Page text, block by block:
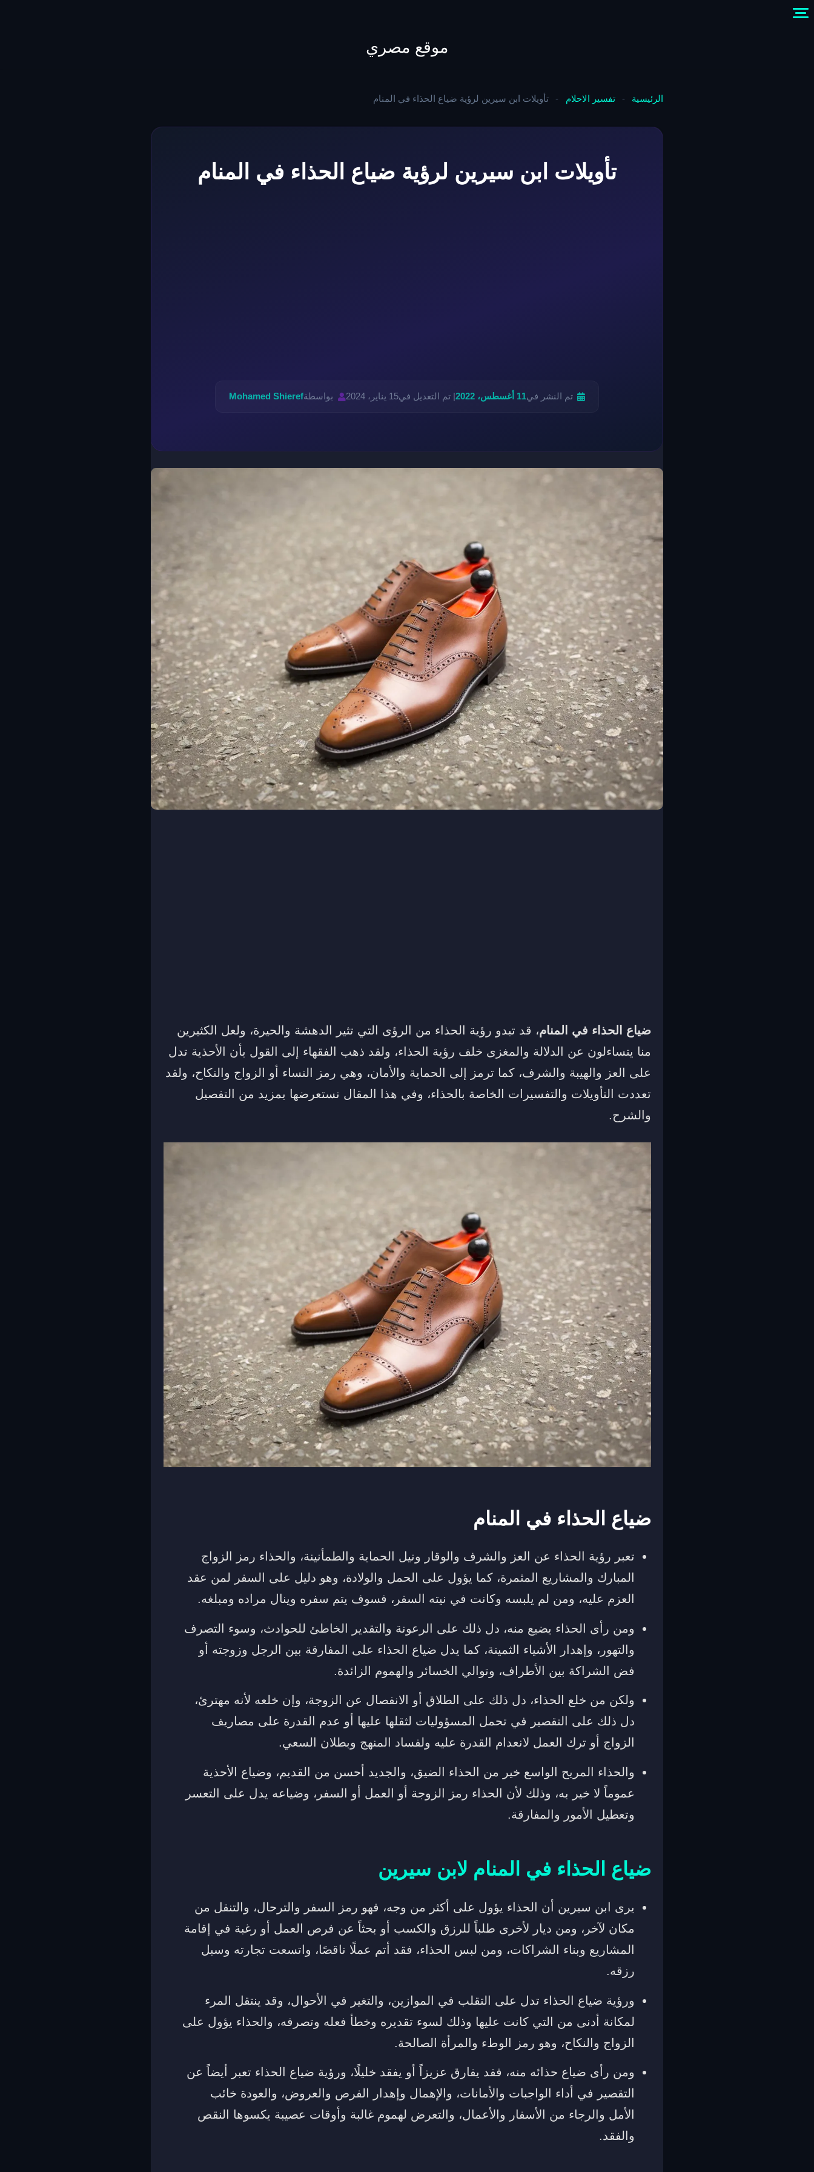
موقع مصري
الرئيسية - تفسير الاحلام - تأويلات ابن سيرين لرؤية ضياع الحذاء في المنام
تأويلات ابن سيرين لرؤية ضياع الحذاء في المنام
تم النشر في11 أغسطس، 2022 | تم التعديل في15 يناير، 2024 بواسطةMohamed Shieref
ضياع الحذاء في المنام، قد تبدو رؤية الحذاء من الرؤى التي تثير الدهشة والحيرة، ولعل الكثيرين
منا يتساءلون عن الدلالة والمغزى خلف رؤية الحذاء، ولقد ذهب الفقهاء إلى القول بأن الأحذية تدل
على العز والهيبة والشرف، كما ترمز إلى الحماية والأمان، وهي رمز النساء أو الزواج والنكاح، ولقد
تعددت التأويلات والتفسيرات الخاصة بالحذاء، وفي هذا المقال نستعرضها بمزيد من التفصيل
والشرح.
ضياع الحذاء في المنام
تعبر رؤية الحذاء عن العز والشرف والوقار ونيل الحماية والطمأنينة، والحذاء رمز الزواج
المبارك والمشاريع المثمرة، كما يؤول على الحمل والولادة، وهو دليل على السفر لمن عقد
العزم عليه، ومن لم يلبسه وكانت في نيته السفر، فسوف يتم سفره وينال مراده ومبلغه.
ومن رأى الحذاء يضيع منه، دل ذلك على الرعونة والتقدير الخاطئ للحوادث، وسوء التصرف
والتهور، وإهدار الأشياء الثمينة، كما يدل ضياع الحذاء على المفارقة بين الرجل وزوجته أو
فض الشراكة بين الأطراف، وتوالي الخسائر والهموم الزائدة.
ولكن من خلع الحذاء، دل ذلك على الطلاق أو الانفصال عن الزوجة، وإن خلعه لأنه مهترئ،
دل ذلك على التقصير في تحمل المسؤوليات لثقلها عليها أو عدم القدرة على مصاريف
الزواج أو ترك العمل لانعدام القدرة عليه ولفساد المنهج وبطلان السعي.
والحذاء المريح الواسع خير من الحذاء الضيق، والجديد أحسن من القديم، وضياع الأحذية
عموماً لا خير به، وذلك لأن الحذاء رمز الزوجة أو العمل أو السفر، وضياعه يدل على التعسر
وتعطيل الأمور والمفارقة.
ضياع الحذاء في المنام لابن سيرين
يرى ابن سيرين أن الحذاء يؤول على أكثر من وجه، فهو رمز السفر والترحال، والتنقل من
مكان لآخر، ومن ديار لأخرى طلباً للرزق والكسب أو بحثاً عن فرص العمل أو رغبة في إقامة
المشاريع وبناء الشراكات، ومن لبس الحذاء، فقد أتم عملًا ناقصًا، واتسعت تجارته وسبل
رزقه.
ورؤية ضياع الحذاء تدل على التقلب في الموازين، والتغير في الأحوال، وقد ينتقل المرء
لمكانة أدنى من التي كانت عليها وذلك لسوء تقديره وخطأ فعله وتصرفه، والحذاء يؤول على
الزواج والنكاح، وهو رمز الوطء والمرأة الصالحة.
ومن رأى ضياع حذائه منه، فقد يفارق عزيزاً أو يفقد خليلًا، ورؤية ضياع الحذاء تعبر أيضاً عن
التقصير في أداء الواجبات والأمانات، والإهمال وإهدار الفرص والعروض، والعودة خائب
الأمل والرجاء من الأسفار والأعمال، والتعرض لهموم غالبة وأوقات عصيبة يكسوها النقص
والفقد.